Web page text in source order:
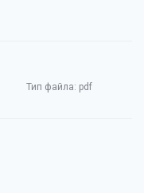
Тип файла: pdf